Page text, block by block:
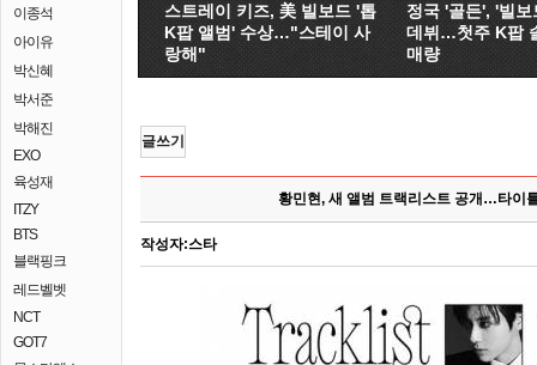
이종석
아이유
박신혜
박서준
박해진
EXO
육성재
ITZY
BTS
블랙핑크
레드벨벳
NCT
GOT7
스트레이 키즈, 美 빌보드 '톱
K팝 앨범' 수상…"스테이 사
랑해"
정국 '골든', '빌
데뷔…첫주 K팝
매량
글쓰기
황민현, 새 앨범 트랙리스트 공개…타이
작성자:스타